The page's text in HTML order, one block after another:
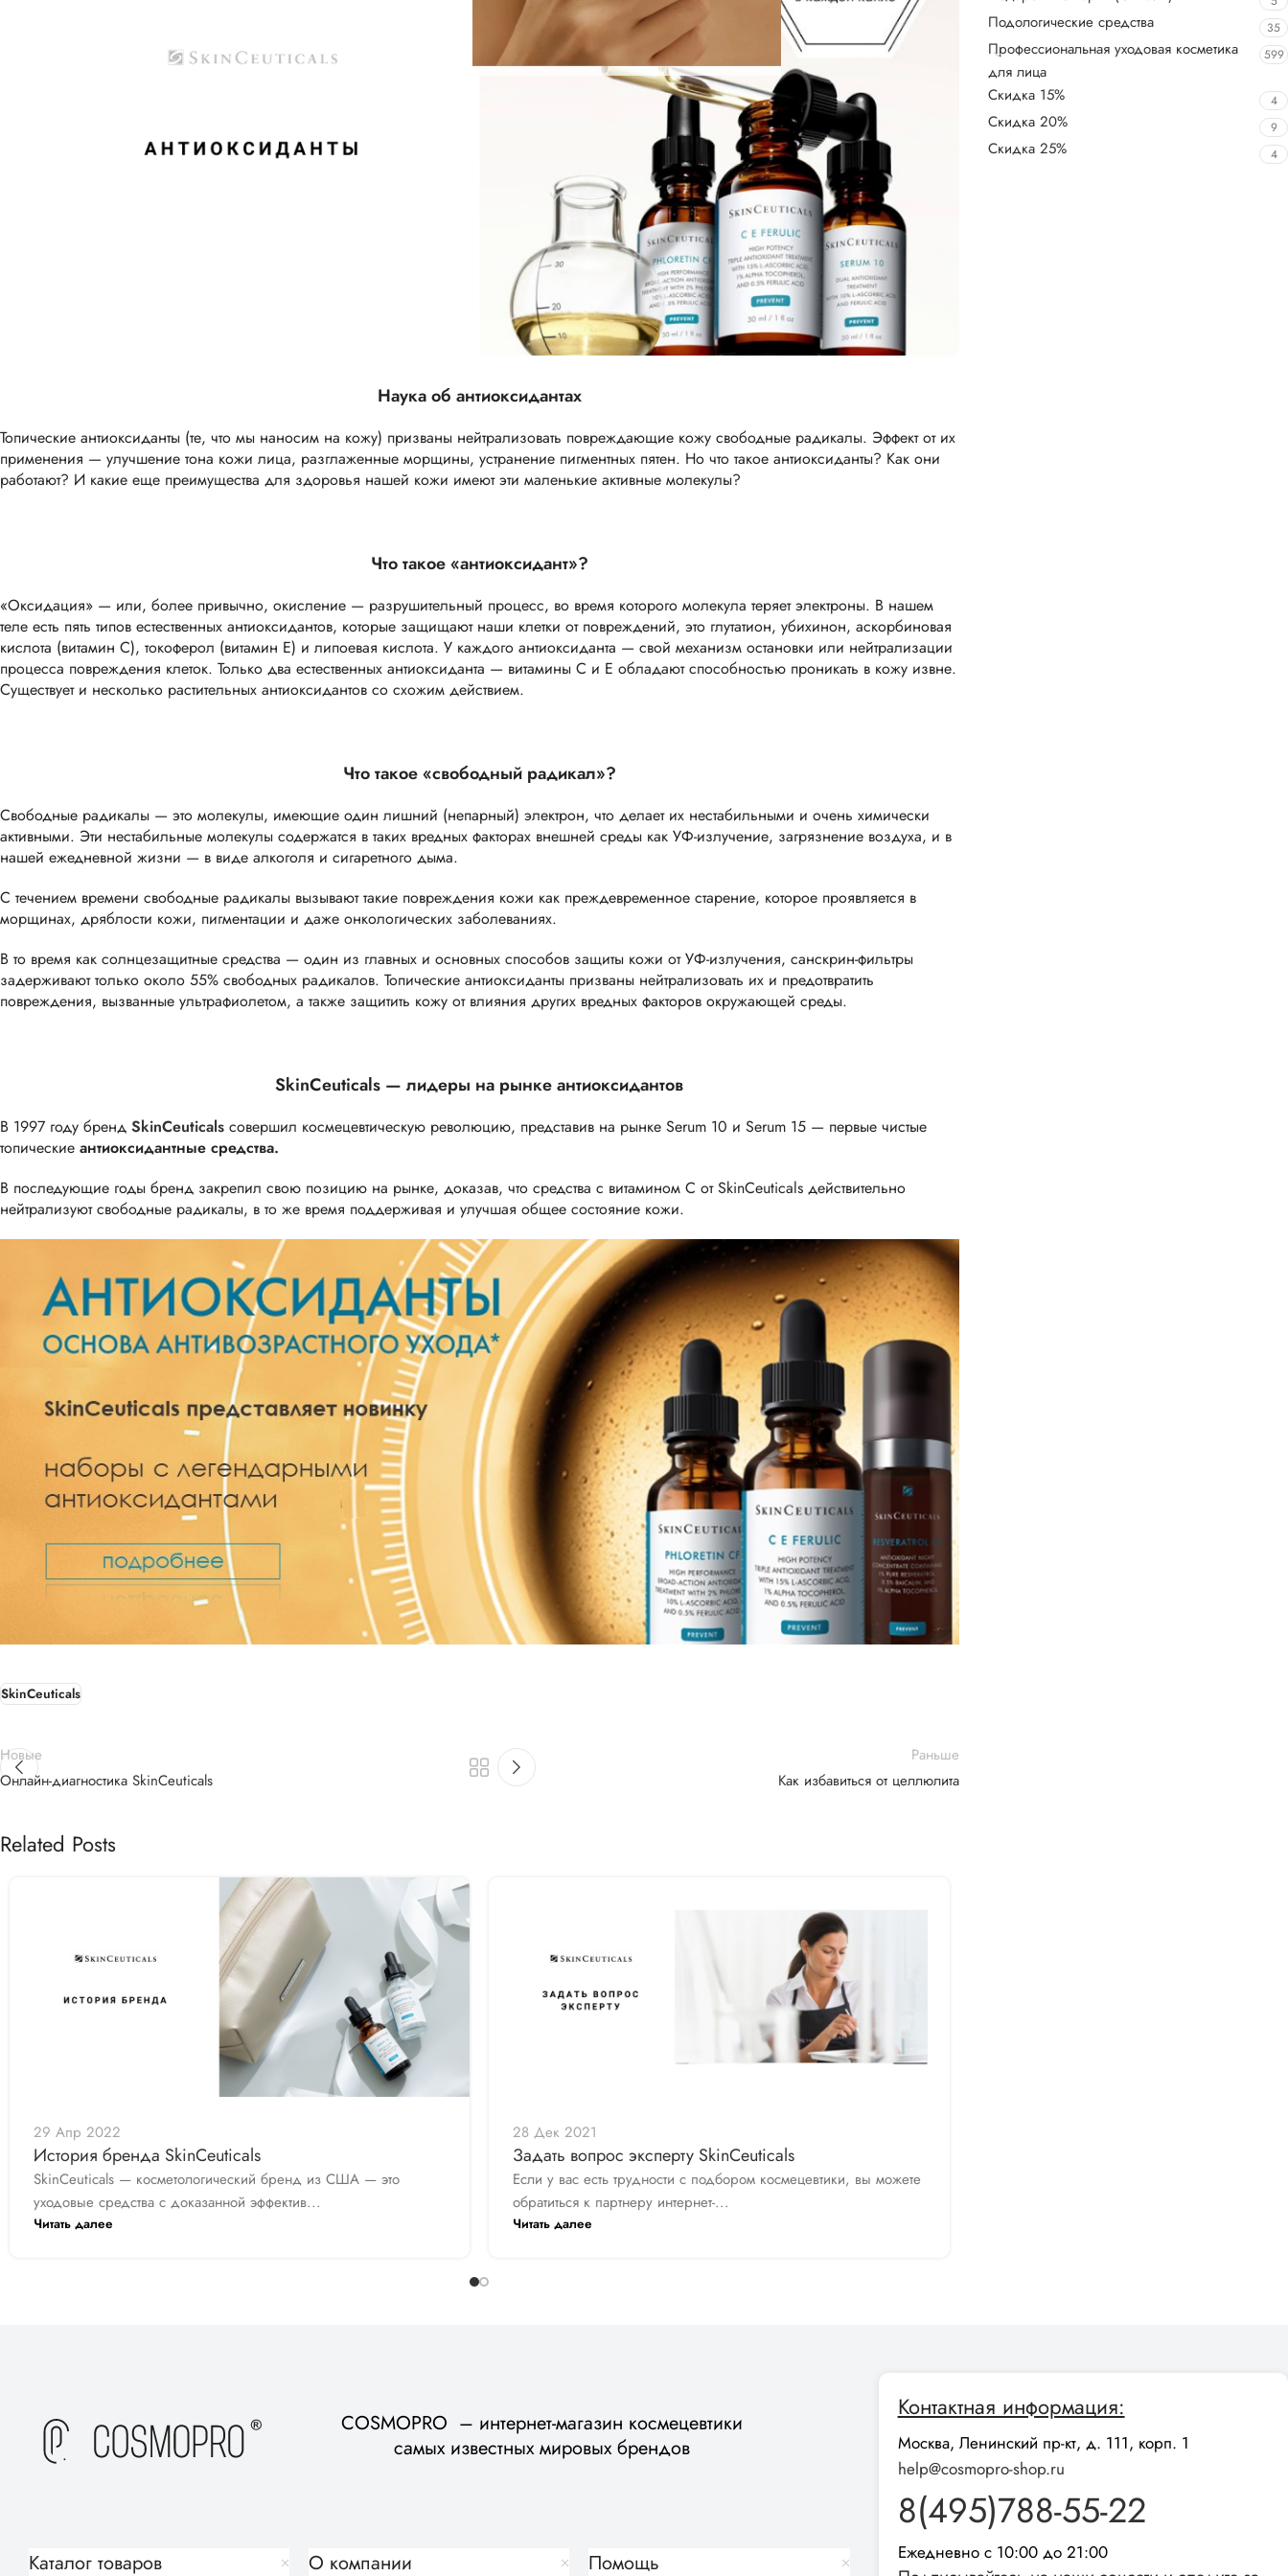
Наука об антиоксидантах
Топические антиоксиданты (те, что мы наносим на кожу) призваны нейтрализовать повреждающие кожу свободные радикалы. Эффект от их
применения — улучшение тона кожи лица, разглаженные морщины, устранение пигментных пятен. Но что такое антиоксиданты? Как они
работают? И какие еще преимущества для здоровья нашей кожи имеют эти маленькие активные молекулы?
Что такое «антиоксидант»?
«Оксидация» — или, более привычно, окисление — разрушительный процесс, во время которого молекула теряет электроны. В нашем
теле есть пять типов естественных антиоксидантов, которые защищают наши клетки от повреждений, это глутатион, убихинон, аскорбиновая
кислота (витамин С), токоферол (витамин Е) и липоевая кислота. У каждого антиоксиданта — свой механизм остановки или нейтрализации
процесса повреждения клеток. Только два естественных антиоксиданта — витамины С и Е обладают способностью проникать в кожу извне.
Существует и несколько растительных антиоксидантов со схожим действием.
Что такое «свободный радикал»?
Свободные радикалы — это молекулы, имеющие один лишний (непарный) электрон, что делает их нестабильными и очень химически
активными. Эти нестабильные молекулы содержатся в таких вредных факторах внешней среды как УФ-излучение, загрязнение воздуха, и в
нашей ежедневной жизни — в виде алкоголя и сигаретного дыма.
С течением времени свободные радикалы вызывают такие повреждения кожи как преждевременное старение, которое проявляется в
морщинах, дряблости кожи, пигментации и даже онкологических заболеваниях.
В то время как солнцезащитные средства — один из главных и основных способов защиты кожи от УФ-излучения, санскрин-фильтры
задерживают только около 55% свободных радикалов. Топические антиоксиданты призваны нейтрализовать их и предотвратить
повреждения, вызванные ультрафиолетом, а также защитить кожу от влияния других вредных факторов окружающей среды.
SkinCeuticals — лидеры на рынке антиоксидантов
В 1997 году бренд SkinCeuticals совершил космецевтическую революцию, представив на рынке Serum 10 и Serum 15 — первые чистые
топические антиоксидантные средства.
В последующие годы бренд закрепил свою позицию на рынке, доказав, что средства с витамином C от SkinCeuticals действительно
нейтрализуют свободные радикалы, в то же время поддерживая и улучшая общее состояние кожи.
SkinCeuticals
Новые
Онлайн-диагностика SkinCeuticals
Раньше
Как избавиться от целлюлита
Related Posts
29 Апр 2022
История бренда SkinCeuticals
SkinCeuticals — косметологический бренд из США — это
уходовые средства с доказанной эффектив...
Читать далее
28 Дек 2021
Задать вопрос эксперту SkinCeuticals
Если у вас есть трудности с подбором космецевтики, вы можете
обратиться к партнеру интернет-...
Читать далее
Подологические средства 35
Профессиональная уходовая косметика
для лица
599
Скидка 15% 4
Скидка 20% 9
Скидка 25% 4
COSMOPRO – интернет-магазин космецевтики
самых известных мировых брендов
Каталог товаров О компании Помощь
Контактная информация:
Москва, Ленинский пр-кт, д. 111, корп. 1
help@cosmopro-shop.ru
8(495)788-55-22
Ежедневно с 10:00 до 21:00